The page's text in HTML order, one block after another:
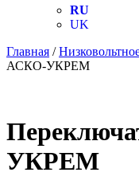
RU
UK
Главная /
АСКО-УКРЕМ
УКРЕМ